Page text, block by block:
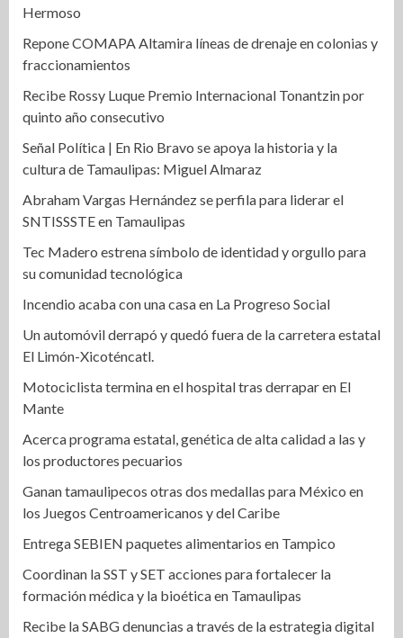
Hermoso
Repone COMAPA Altamira líneas de drenaje en colonias y
fraccionamientos
Recibe Rossy Luque Premio Internacional Tonantzin por
quinto año consecutivo
Señal Política | En Rio Bravo se apoya la historia y la
cultura de Tamaulipas: Miguel Almaraz
Abraham Vargas Hernández se perfila para liderar el
SNTISSSTE en Tamaulipas
Tec Madero estrena símbolo de identidad y orgullo para
su comunidad tecnológica
Incendio acaba con una casa en La Progreso Social
Un automóvil derrapó y quedó fuera de la carretera estatal
El Limón-Xicoténcatl.
Motociclista termina en el hospital tras derrapar en El
Mante
Acerca programa estatal, genética de alta calidad a las y
los productores pecuarios
Ganan tamaulipecos otras dos medallas para México en
los Juegos Centroamericanos y del Caribe
Entrega SEBIEN paquetes alimentarios en Tampico
Coordinan la SST y SET acciones para fortalecer la
formación médica y la bioética en Tamaulipas
Recibe la SABG denuncias a través de la estrategia digital